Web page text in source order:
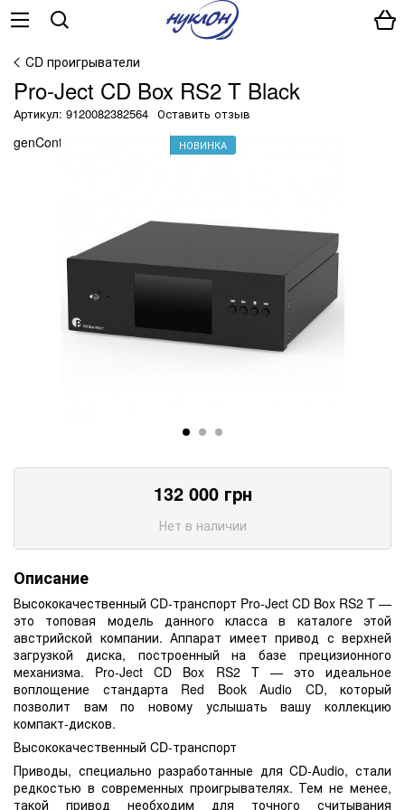
CD проигрыватели
Pro-Ject CD Box RS2 T Black
Артикул: 9120082382564 Оставить отзыв
genContainerUniqueId() ?> НОВИНКА
132 000грн
Нет в наличии
Описание
Высококачественный CD-транспорт Pro-Ject CD Box RS2 T —
это топовая модель данного класса в каталоге этой
австрийской компании. Аппарат имеет привод с верхней
загрузкой диска, построенный на базе прецизионного
механизма. Pro-Ject CD Box RS2 T — это идеальное
воплощение стандарта Red Book Audio CD, который
позволит вам по новому услышать вашу коллекцию
компакт-дисков.
Высококачественный CD-транспорт
Приводы, специально разработанные для CD-Audio, стали
редкостью в современных проигрывателях. Тем не менее,
такой привод необходим для точного считывания